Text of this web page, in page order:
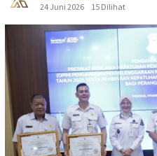
24 Juni 2026
15 Dilihat